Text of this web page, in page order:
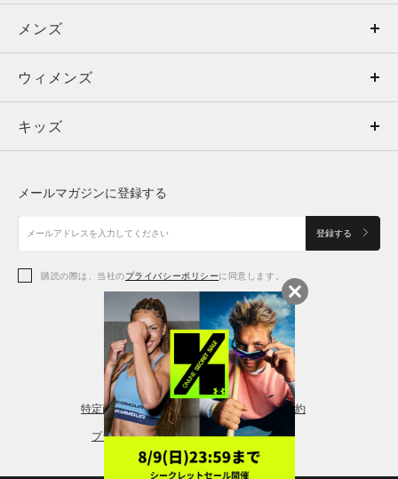
メンズ
ウィメンズ
キッズ
アクセサリー
メンズ
トップス
ボトムス
アクセサリー
ウィメンズ
トップス
シューズ
アクセサリー
レギンス＆タイツ
キッズ
シューズ
メールマガジンに登録する
登録する
購読の際は、当社のプライバシーポリシーに同意します。
特定商取引法に基づく通販の表記 会員規約
プライバシーポリシー